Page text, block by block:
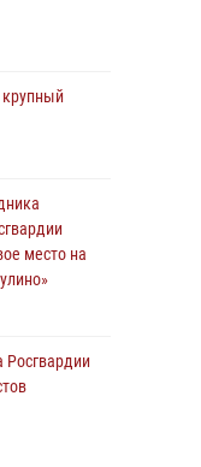
в Перми
встречу
крупный
место на
Росгвардии